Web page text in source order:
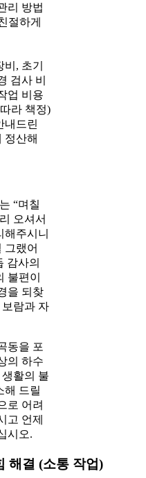
리 방법
절하게
, 초기
검사 비
업 비용
라 책정)
내드린
정산해
“며칠
오셔서
주시니
그랬어
감사의
불편이
을 되찾
람과 자
동을 포
의 하수
활의 불
해 드릴
로 어려
고 언제
시오.
해결 (소통 작업)